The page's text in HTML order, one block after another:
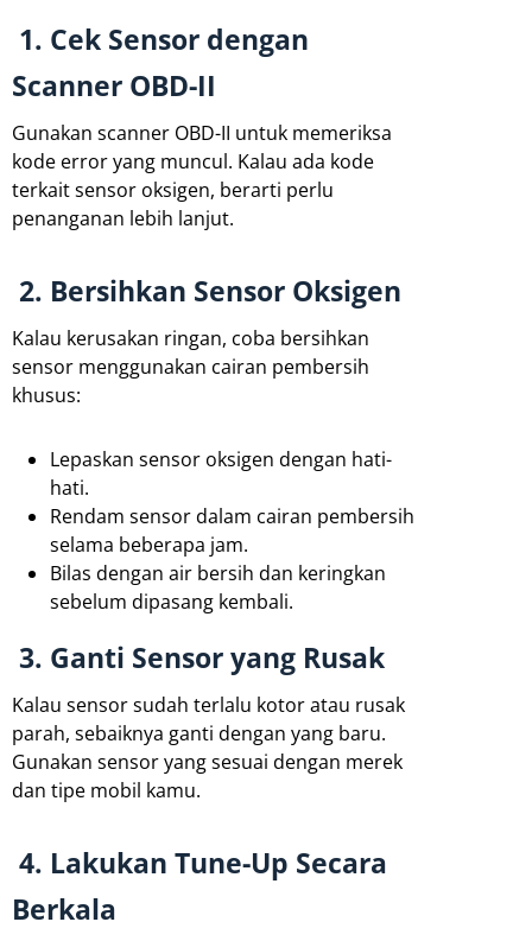
1. Cek Sensor dengan
Scanner OBD-II
Gunakan scanner OBD-II untuk memeriksa
kode error yang muncul. Kalau ada kode
terkait sensor oksigen, berarti perlu
penanganan lebih lanjut.
2. Bersihkan Sensor Oksigen
Kalau kerusakan ringan, coba bersihkan
sensor menggunakan cairan pembersih
khusus:
Lepaskan sensor oksigen dengan hati-
hati.
Rendam sensor dalam cairan pembersih
selama beberapa jam.
Bilas dengan air bersih dan keringkan
sebelum dipasang kembali.
3. Ganti Sensor yang Rusak
Kalau sensor sudah terlalu kotor atau rusak
parah, sebaiknya ganti dengan yang baru.
Gunakan sensor yang sesuai dengan merek
dan tipe mobil kamu.
4. Lakukan Tune-Up Secara
Berkala